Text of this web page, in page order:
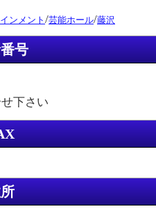
ンメント /芸能ホール/藤沢
号
下さい